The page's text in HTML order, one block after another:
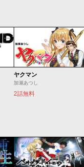
ヤクマン
加瀬あつし
2話無料